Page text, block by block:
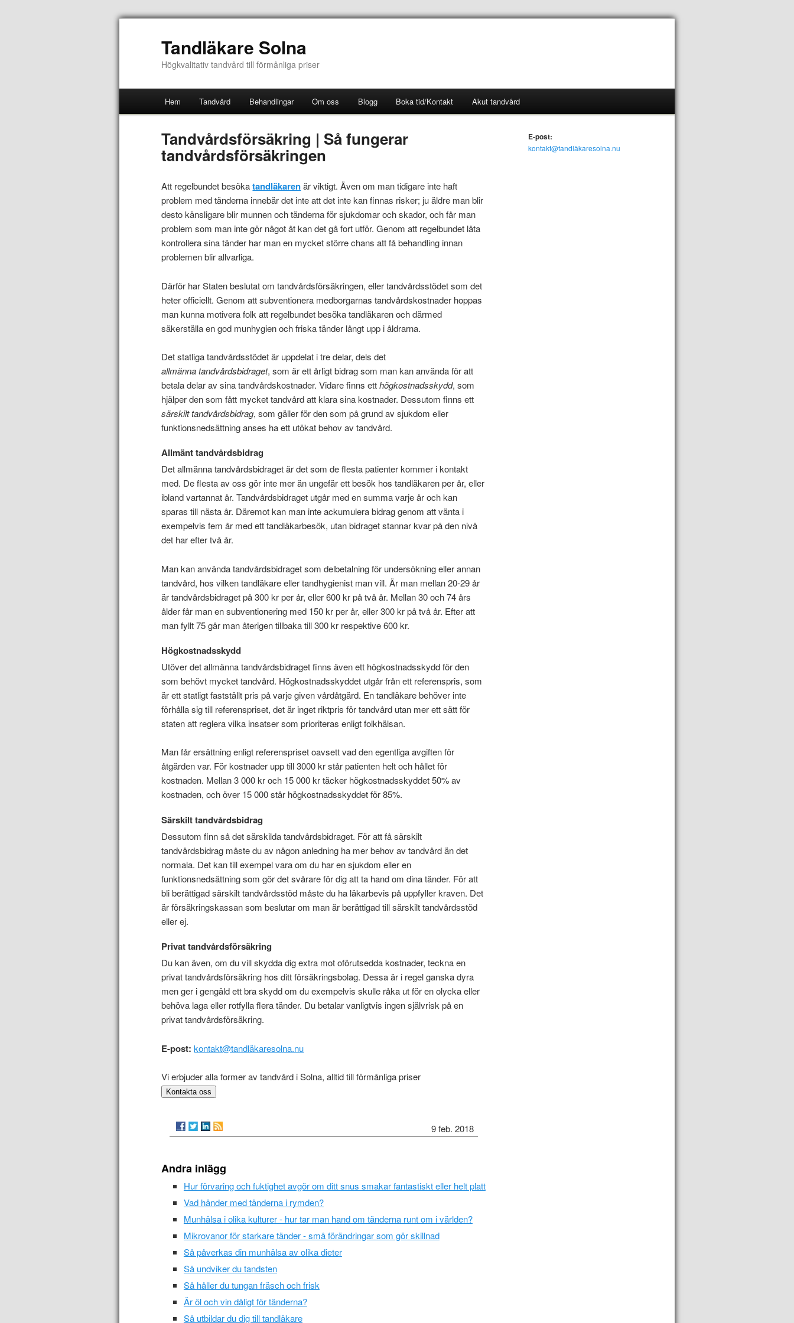
Tandläkare Solna
Högkvalitativ tandvård till förmånliga priser
Hem Tandvård Behandlingar Om oss Blogg Boka tid/Kontakt Akut tandvård
Tandvårdsförsäkring | Så fungerar
tandvårdsförsäkringen
Att regelbundet besökatandläkaren är viktigt. Även om man tidigare inte haft
problem med tänderna innebär det inte att det inte kan finnas risker; ju äldre man blir
desto känsligare blir munnen och tänderna för sjukdomar och skador, och får man
problem som man inte gör något åt kan det gå fort utför. Genom att regelbundet låta
kontrollera sina tänder har man en mycket större chans att få behandling innan
problemen blir allvarliga.
Därför har Staten beslutat om tandvårdsförsäkringen, eller tandvårdsstödet som det
heter officiellt. Genom att subventionera medborgarnas tandvårdskostnader hoppas
man kunna motivera folk att regelbundet besöka tandläkaren och därmed
säkerställa en god munhygien och friska tänder långt upp i åldrarna.
Det statliga tandvårdsstödet är uppdelat i tre delar, dels det
allmännatandvårdsbidraget, som är ett årligt bidrag som man kan använda för att
betala delar av sina tandvårdskostnader. Vidare finns etthögkostnadsskydd, som
hjälper den som fått mycket tandvård att klara sina kostnader. Dessutom finns ett
särskilt tandvårdsbidrag, som gäller för den som på grund av sjukdom eller
funktionsnedsättning anses ha ett utökat behov av tandvård.
Allmänt tandvårdsbidrag
Det allmänna tandvårdsbidraget är det som de flesta patienter kommer i kontakt
med. De flesta av oss gör inte mer än ungefär ett besök hos tandläkaren per år, eller
ibland vartannat år. Tandvårdsbidraget utgår med en summa varje år och kan
sparas till nästa år. Däremot kan man inte ackumulera bidrag genom att vänta i
exempelvis fem år med ett tandläkarbesök, utan bidraget stannar kvar på den nivå
det har efter två år.
Man kan använda tandvårdsbidraget som delbetalning för undersökning eller annan
tandvård, hos vilken tandläkare eller tandhygienist man vill. Är man mellan 20-29 år
är tandvårdsbidraget på 300 kr per år, eller 600 kr på två år. Mellan 30 och 74 års
ålder får man en subventionering med 150 kr per år, eller 300 kr på två år. Efter att
man fyllt 75 går man återigen tillbaka till 300 kr respektive 600 kr.
Högkostnadsskydd
Utöver det allmänna tandvårdsbidraget finns även ett högkostnadsskydd för den
som behövt mycket tandvård. Högkostnadsskyddet utgår från ett referenspris, som
är ett statligt fastställt pris på varje given vårdåtgärd. En tandläkare behöver inte
förhålla sig till referenspriset, det är inget riktpris för tandvård utan mer ett sätt för
staten att reglera vilka insatser som prioriteras enligt folkhälsan.
Man får ersättning enligt referenspriset oavsett vad den egentliga avgiften för
åtgärden var. För kostnader upp till 3000 kr står patienten helt och hållet för
kostnaden. Mellan 3 000 kr och 15 000 kr täcker högkostnadsskyddet 50% av
kostnaden, och över 15 000 står högkostnadsskyddet för 85%.
Särskilt tandvårdsbidrag
Dessutom finn så det särskilda tandvårdsbidraget. För att få särskilt
tandvårdsbidrag måste du av någon anledning ha mer behov av tandvård än det
normala. Det kan till exempel vara om du har en sjukdom eller en
funktionsnedsättning som gör det svårare för dig att ta hand om dina tänder. För att
bli berättigad särskilt tandvårdsstöd måste du ha läkarbevis på uppfyller kraven. Det
är försäkringskassan som beslutar om man är berättigad till särskilt tandvårdsstöd
eller ej.
Privat tandvårdsförsäkring
Du kan även, om du vill skydda dig extra mot oförutsedda kostnader, teckna en
privat tandvårdsförsäkring hos ditt försäkringsbolag. Dessa är i regel ganska dyra
men ger i gengäld ett bra skydd om du exempelvis skulle råka ut för en olycka eller
behöva laga eller rotfylla flera tänder. Du betalar vanligtvis ingen självrisk på en
privat tandvårdsförsäkring.
E-post:kontakt@tandläkaresolna.nu
Vi erbjuder alla former av tandvård i Solna, alltid till förmånliga priser
Kontakta oss
9 feb. 2018
Andra inlägg
Hur förvaring och fuktighet avgör om ditt snus smakar fantastiskt eller helt platt
Vad händer med tänderna i rymden?
Munhälsa i olika kulturer - hur tar man hand om tänderna runt om i världen?
Mikrovanor för starkare tänder - små förändringar som gör skillnad
Så påverkas din munhälsa av olika dieter
Så undviker du tandsten
Så håller du tungan fräsch och frisk
Är öl och vin dåligt för tänderna?
Så utbildar du dig till tandläkare
E-post:
kontakt@tandläkaresolna.nu